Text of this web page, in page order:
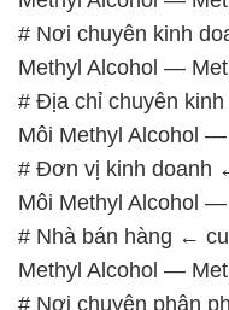
# Đơn vị kinh doanh
Môi Methyl Alcohol
# Nhà bán hàng ←
Methyl Alcohol —
# Nơi chuyên phân
Dung Môi Methyl
Malaysia
# Nơi kinh doanh φ
Alcohol — Methanol